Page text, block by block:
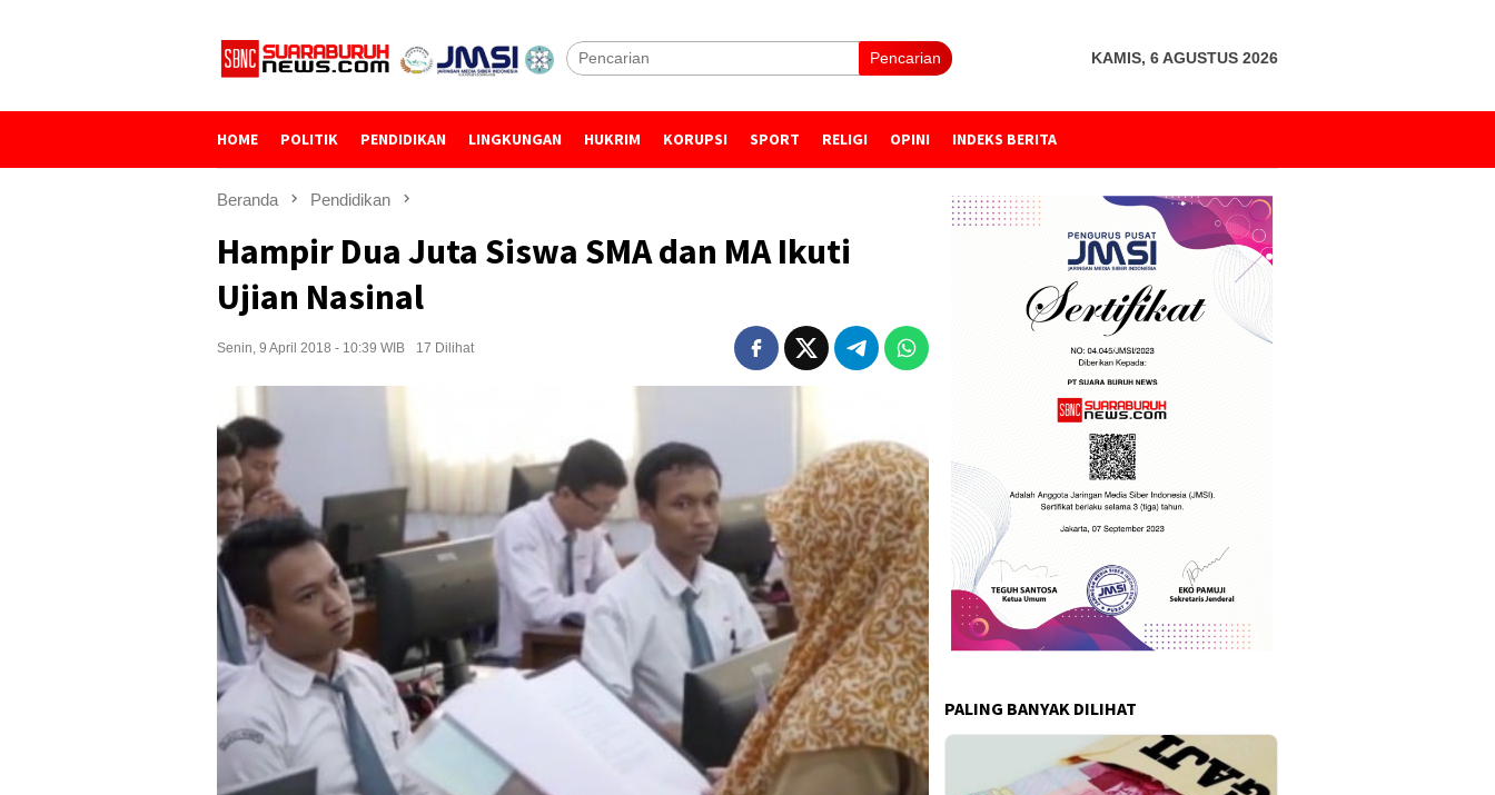
Pencarian KAMIS, 6 AGUSTUS 2026
HOME POLITIK PENDIDIKAN LINGKUNGAN HUKRIM KORUPSI SPORT RELIGI OPINI INDEKS BERITA
Beranda Pendidikan
Hampir Dua Juta Siswa SMA dan MA Ikuti
Ujian Nasinal
Senin, 9 April 2018 - 10:39 WIB 17 Dilihat
PALING BANYAK DILIHAT